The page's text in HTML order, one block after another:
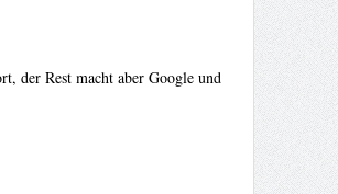
der Rest macht aber Google und